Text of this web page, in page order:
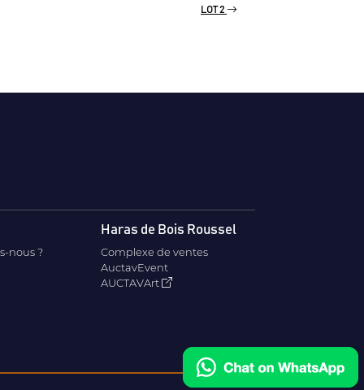
LOT 2
nous ?
Haras de Bois Roussel
Complexe de ventes
AuctavEvent
AUCTAVArt